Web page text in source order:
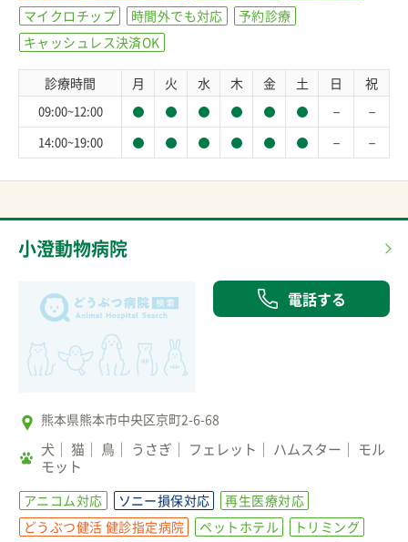
マイクロチップ
時間外でも対応
予約診療
キャッシュレス決済OK
診療時間 月 火 水 木 金 土 日 祝
09:00~12:00 － －
14:00~19:00 － －
小澄動物病院
電話する
熊本県熊本市中央区京町2-6-68
犬 猫 鳥 うさぎ フェレット ハムスター
モル
モット
アニコム対応 ソニー損保対応
再生医療対応
どうぶつ健活 健診指定病院
ペットホテル
トリミング